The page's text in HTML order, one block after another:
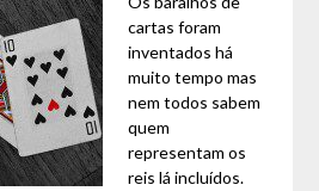
cartas foram
inventados há
muito tempo mas
nem todos sabem
quem
representam os
reis lá incluídos.